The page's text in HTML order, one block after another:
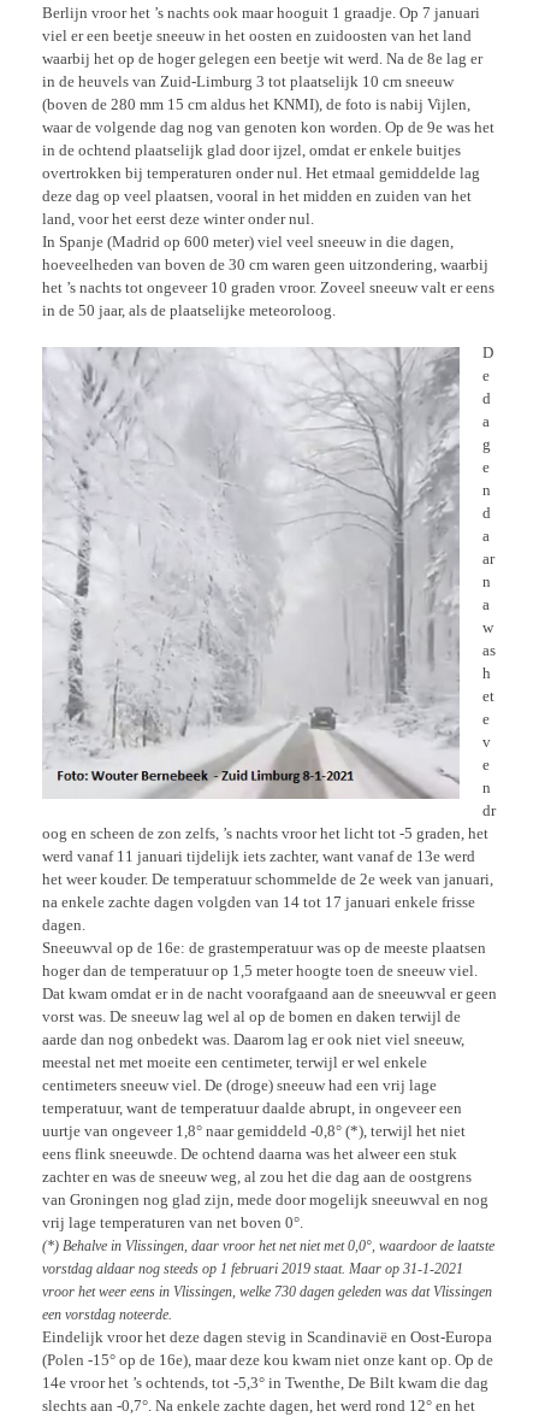
Berlijn vroor het ’s nachts ook maar hooguit 1 graadje. Op 7 januari
viel er een beetje sneeuw in het oosten en zuidoosten van het land
waarbij het op de hoger gelegen een beetje wit werd. Na de 8e lag er
in de heuvels van Zuid-Limburg 3 tot plaatselijk 10 cm sneeuw
(boven de 280 mm 15 cm aldus het KNMI), de foto is nabij Vijlen,
waar de volgende dag nog van genoten kon worden. Op de 9e was het
in de ochtend plaatselijk glad door ijzel, omdat er enkele buitjes
overtrokken bij temperaturen onder nul. Het etmaal gemiddelde lag
deze dag op veel plaatsen, vooral in het midden en zuiden van het
land, voor het eerst deze winter onder nul.
In Spanje (Madrid op 600 meter) viel veel sneeuw in die dagen,
hoeveelheden van boven de 30 cm waren geen uitzondering, waarbij
het ’s nachts tot ongeveer 10 graden vroor. Zoveel sneeuw valt er eens
in de 50 jaar, als de plaatselijke meteoroloog.
D
e
d
a
g
e
n
d
a
ar
n
a
w
as
h
et
e
v
e
n
dr
oog en scheen de zon zelfs, ’s nachts vroor het licht tot -5 graden, het
werd vanaf 11 januari tijdelijk iets zachter, want vanaf de 13e werd
het weer kouder. De temperatuur schommelde de 2e week van januari,
na enkele zachte dagen volgden van 14 tot 17 januari enkele frisse
dagen.
Sneeuwval op de 16e: de grastemperatuur was op de meeste plaatsen
hoger dan de temperatuur op 1,5 meter hoogte toen de sneeuw viel.
Dat kwam omdat er in de nacht voorafgaand aan de sneeuwval er geen
vorst was. De sneeuw lag wel al op de bomen en daken terwijl de
aarde dan nog onbedekt was. Daarom lag er ook niet viel sneeuw,
meestal net met moeite een centimeter, terwijl er wel enkele
centimeters sneeuw viel. De (droge) sneeuw had een vrij lage
temperatuur, want de temperatuur daalde abrupt, in ongeveer een
uurtje van ongeveer 1,8° naar gemiddeld -0,8° (*), terwijl het niet
eens flink sneeuwde. De ochtend daarna was het alweer een stuk
zachter en was de sneeuw weg, al zou het die dag aan de oostgrens
van Groningen nog glad zijn, mede door mogelijk sneeuwval en nog
vrij lage temperaturen van net boven 0°.
(*) Behalve in Vlissingen, daar vroor het net niet met 0,0°, waardoor de laatste
vorstdag aldaar nog steeds op 1 februari 2019 staat. Maar op 31-1-2021
vroor het weer eens in Vlissingen, welke 730 dagen geleden was dat Vlissingen
een vorstdag noteerde.
Eindelijk vroor het deze dagen stevig in Scandinavië en Oost-Europa
(Polen -15° op de 16e), maar deze kou kwam niet onze kant op. Op de
14e vroor het ’s ochtends, tot -5,3° in Twenthe, De Bilt kwam die dag
slechts aan -0,7°. Na enkele zachte dagen, het werd rond 12° en het